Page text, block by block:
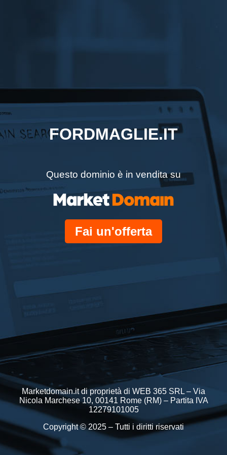
FORDMAGLIE.IT
Questo dominio è in vendita su
Fai un'offerta
Marketdomain.it di proprietà di WEB 365 SRL – Via
Nicola Marchese 10, 00141 Rome (RM) – Partita IVA
12279101005
Copyright © 2025 – Tutti i diritti riservati